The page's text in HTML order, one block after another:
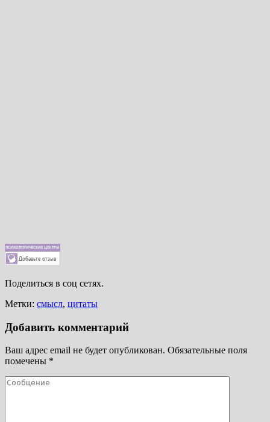
Поделиться в соц сетях.
Метки: смысл, цитаты
Добавить комментарий
Ваш адрес email не будет опубликован. Обязательные поля
помечены *